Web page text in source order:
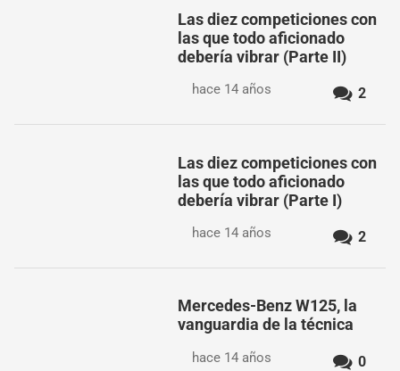
Las diez competiciones con
las que todo aficionado
debería vibrar (Parte II)
2
hace 14 años
Las diez competiciones con
las que todo aficionado
debería vibrar (Parte I)
2
hace 14 años
Mercedes-Benz W125, la
vanguardia de la técnica
0
hace 14 años